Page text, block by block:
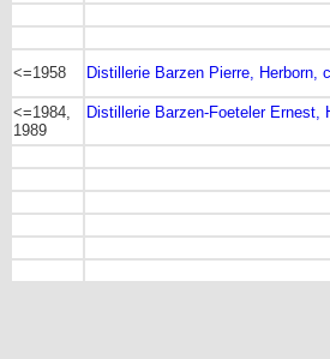
<=1958 Distillerie Barzen Pierre, Herborn,
<=1984,
1989
Distillerie Barzen-Foeteler Ernest,